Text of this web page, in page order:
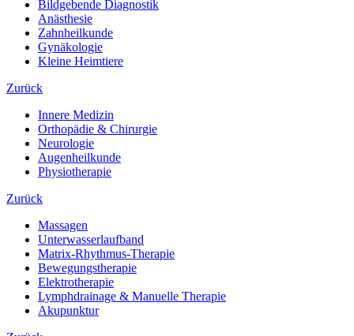
Bildgebende Diagnostik
Anästhesie
Zahnheilkunde
Gynäkologie
Kleine Heimtiere
Zurück
Innere Medizin
Orthopädie & Chirurgie
Neurologie
Augenheilkunde
Physiotherapie
Zurück
Massagen
Unterwasserlaufband
Matrix-Rhythmus-Therapie
Bewegungstherapie
Elektrotherapie
Lymphdrainage & Manuelle Therapie
Akupunktur